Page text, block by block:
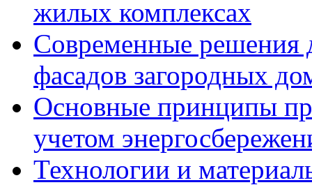
жилых комплексах
Современные решения
фасадов загородных
Основные принципы
учетом
Технологии и